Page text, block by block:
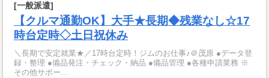
[一般派遣]
【クルマ通勤OK】大手★長期◆残業なし☆17
時台定時◇土日祝休み
＼長期で安定就業★／17時台定時！ジムのお仕事♪＠茂原 ●データ登
録・整理 ●備品発注・チェック・納品 ●備品管理 ●各種申請業務 ※
その他サポー...